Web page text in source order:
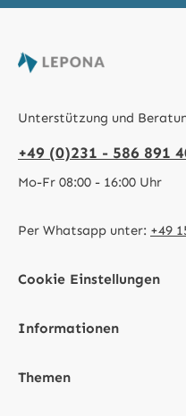
Unterstützung und
+49 (0)231 - 586 891
Mo-Fr 08:00 - 16:00 Uhr
Per Whatsapp unter: +49
Cookie Einstellungen
Informationen
Themen